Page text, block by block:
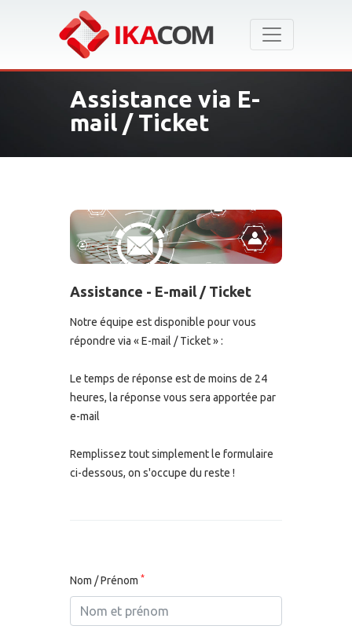
Assistance via E-
mail / Ticket
Assistance - E-mail / Ticket
Notre équipe est disponible pour vous
répondre via « E-mail / Ticket » :
Le temps de réponse est de moins de 24
heures, la réponse vous sera apportée par
e-mail
Remplissez tout simplement le formulaire
ci-dessous, on s'occupe du reste !
Nom / Prénom *